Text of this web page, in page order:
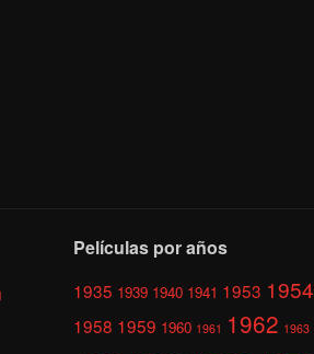
Películas por años
1935 1939 1940 1941 1953 1954
1958 1959 1960 1961 1962 1963